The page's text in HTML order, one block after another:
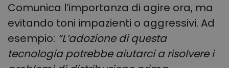
Comunica l’importanza di agire ora, ma
evitando toni impazienti o aggressivi. Ad
esempio: “L’adozione di questa
tecnologia potrebbe aiutarci a risolvere i